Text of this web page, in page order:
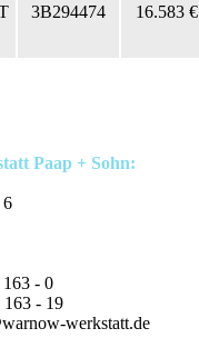
3B294474 16.583 €
Paap + Sohn:
6
- 0
163 - 19
werkstatt.de